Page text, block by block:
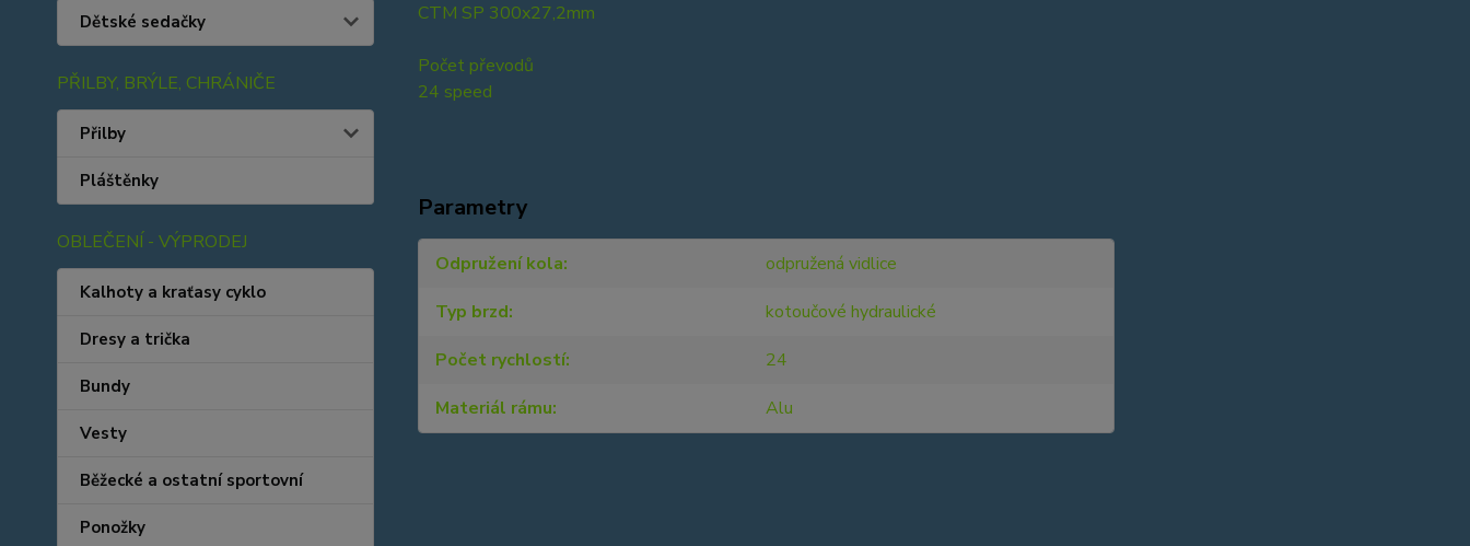
Dětské sedačky
PŘILBY, BRÝLE, CHRÁNIČE
Přilby
Pláštěnky
OBLEČENÍ - VÝPRODEJ
Kalhoty a kraťasy cyklo
Dresy a trička
Bundy
Vesty
Běžecké a ostatní sportovní
Ponožky
CTM SP 300x27,2mm
Počet převodů
24 speed
Parametry
Odpružení kola
odpružená vidlice
Typ brzd
kotoučové hydraulické
Počet rychlostí
24
Materiál rámu
Alu